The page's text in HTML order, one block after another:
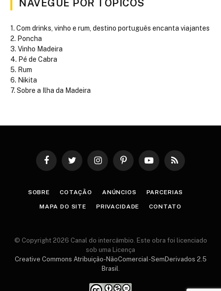
NAVEGUE POR TÓPICOS
Com drinks, vinho e rum, destino português encanta viajantes
Poncha
Vinho Madeira
Pé de Cabra
Rum
Nikita
Sobre a Ilha da Madeira
FacebookTwitter InstagramPinterestYouTubeRSS
SOBRE COTAÇÃO ANÚNCIOS PARCERIAS
MAPA DO SITE PRIVACIDADE CONTATO
© Copyright 2026 Canal do intercâmbio. Este obra foi licenciado
sob uma Licença
Creative Commons Atribuição-NãoComercial-SemDerivados 2.5
Brasil.